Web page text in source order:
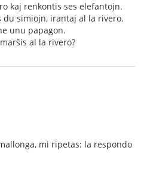
kaj renkontis ses elefantojn.
simiojn, irantaj al la rivero.
unu papagon.
al la rivero?
mi ripetas: la respondo